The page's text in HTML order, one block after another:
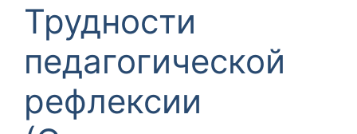
Трудности
педагогической
рефлексии